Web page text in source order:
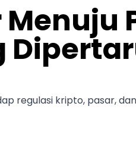
regulasi kripto, pasar,